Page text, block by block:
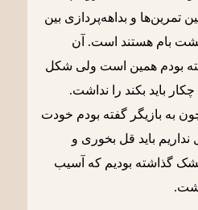
تمرین‌ها و بداهه‌پردازی بین
بام هستند است. آن
بودم همین است ولی شکل
باید بکند را نداشت.
به بازیگر گفته بودم خودت
باید قل بخوری و
تشک گذاشته بودیم که آسیب